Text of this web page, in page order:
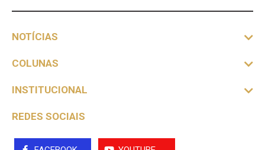
NOTÍCIAS
COLUNAS
INSTITUCIONAL
REDES SOCIAIS